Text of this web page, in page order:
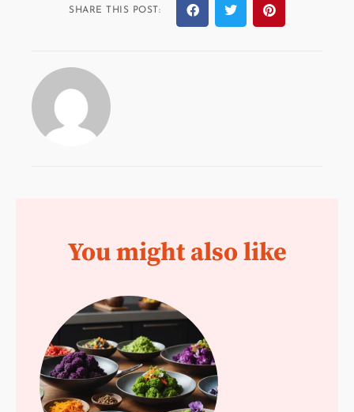
SHARE THIS POST:
You might also like